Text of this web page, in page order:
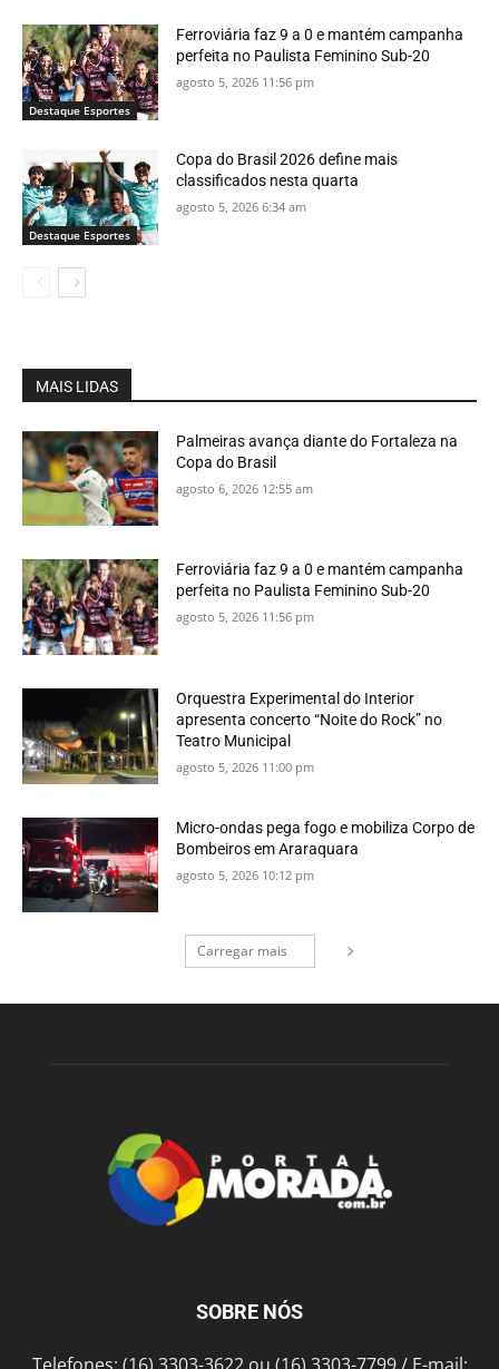
Destaque Esportes
Ferroviária faz 9 a 0 e mantém campanha
perfeita no Paulista Feminino Sub-20
agosto 5, 2026 11:56 pm
Destaque Esportes
Copa do Brasil 2026 define mais
classificados nesta quarta
agosto 5, 2026 6:34 am
MAIS LIDAS
Palmeiras avança diante do Fortaleza na
Copa do Brasil
agosto 6, 2026 12:55 am
Ferroviária faz 9 a 0 e mantém campanha
perfeita no Paulista Feminino Sub-20
agosto 5, 2026 11:56 pm
Orquestra Experimental do Interior
apresenta concerto “Noite do Rock” no
Teatro Municipal
agosto 5, 2026 11:00 pm
Micro-ondas pega fogo e mobiliza Corpo de
Bombeiros em Araraquara
agosto 5, 2026 10:12 pm
Carregar mais
SOBRE NÓS